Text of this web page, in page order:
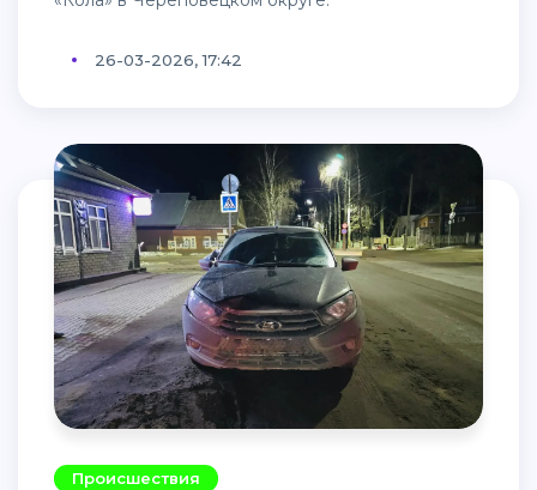
26-03-2026, 17:42
Происшествия